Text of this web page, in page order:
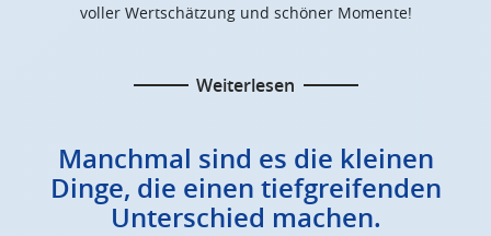
voller Wertschätzung und schöner Momente!
Weiterlesen
Manchmal sind es die kleinen
Dinge, die einen tiefgreifenden
Unterschied machen.